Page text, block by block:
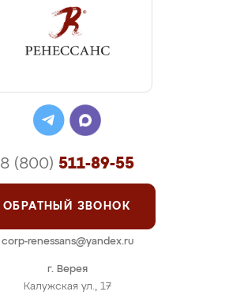
г. Верея
Калужская ул., 17
8 (800) 511-89-55
ОБРАТНЫЙ ЗВОНОК
corp-renessans@yandex.ru